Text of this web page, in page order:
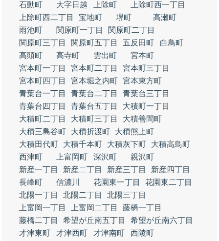
石動町
大字日越 上除町
上除町西一丁目
上除町西二丁目
宝地町 堺町
高瀬町
雨池町
関原町一丁目
関原町二丁目
関原町三丁目
関原町五丁目 五反田町
白鳥町
高頭町
高寺町 雲出町
宮本町
宮本町一丁目
宮本町二丁目
宮本町三丁目
宮本町四丁目
宮本堀之内町 宮本東方町
青葉台一丁目
青葉台二丁目
青葉台三丁目
青葉台四丁目
青葉台五丁目
大積町一丁目
大積町二丁目
大積町三丁目
大積善間町
大積三島谷町
大積折渡町
大積熊上町
大積田代町
大積千本町 大積灰下町
大積高鳥町
西津町
上富岡町 深沢町
親沢町
新産一丁目
新産二丁目 新産三丁目
新産四丁目
長峰町
信濃川 花園東一丁目
花園東二丁目
北陽一丁目
北陽二丁目
北陽三丁目
上富岡一丁目
上富岡二丁目
藤橋一丁目
藤橋二丁目
希望が丘南五丁目
希望が丘南六丁目
才津東町
才津西町 才津南町
西陵町